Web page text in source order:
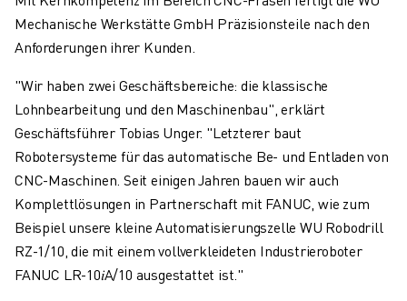
Mechanische Werkstätte GmbH Präzisionsteile nach den
Anforderungen ihrer Kunden.
"Wir haben zwei Geschäftsbereiche: die klassische
Lohnbearbeitung und den Maschinenbau", erklärt
Geschäftsführer Tobias Unger. "Letzterer baut
Robotersysteme für das automatische Be- und Entladen von
CNC-Maschinen. Seit einigen Jahren bauen wir auch
Komplettlösungen in Partnerschaft mit FANUC, wie zum
Beispiel unsere kleine Automatisierungszelle WU Robodrill
RZ-1/10, die mit einem vollverkleideten Industrieroboter
FANUC LR-10𝑖A/10 ausgestattet ist."